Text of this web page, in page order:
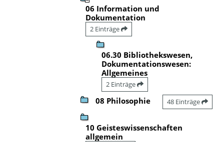
06 Information und
Dokumentation
2 Einträge
06.30 Bibliothekswesen,
Dokumentationswesen:
Allgemeines
2 Einträge
08 Philosophie 48 Einträge
10 Geisteswissenschaften
allgemein